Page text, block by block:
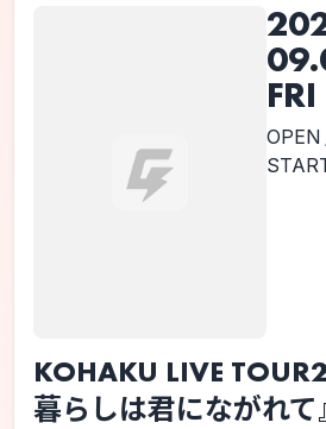
FRI
KOHAKU LIVE
暮らしは君にながれて